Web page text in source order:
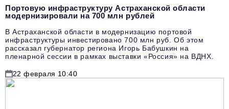
Портовую инфраструктуру Астраханской области
модернизировали на 700 млн рублей
В Астраханской области в модернизацию портовой
инфраструктуры инвестировано 700 млн руб. Об этом
рассказал губернатор региона Игорь Бабушкин на
пленарной сессии в рамках выставки «Россия» на ВДНХ.
22 февраля 10:40